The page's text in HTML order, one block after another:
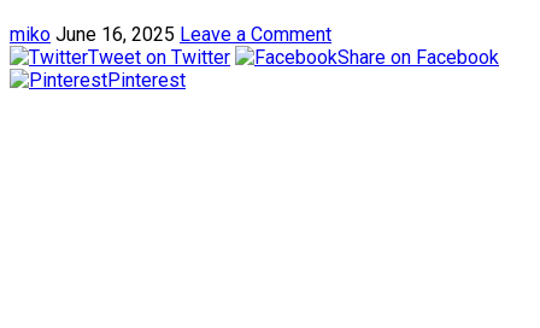
miko June 16, 2025 Leave a Comment
Tweet on Twitter
Share on Facebook
Pinterest